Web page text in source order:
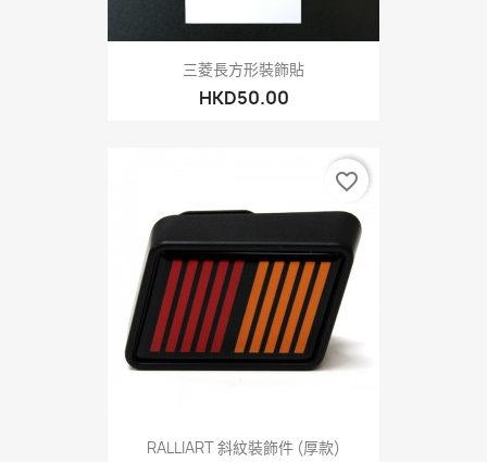
三菱長方形裝飾貼
HKD50.00
RALLIART 斜紋裝飾件 (厚款)
favorite_border